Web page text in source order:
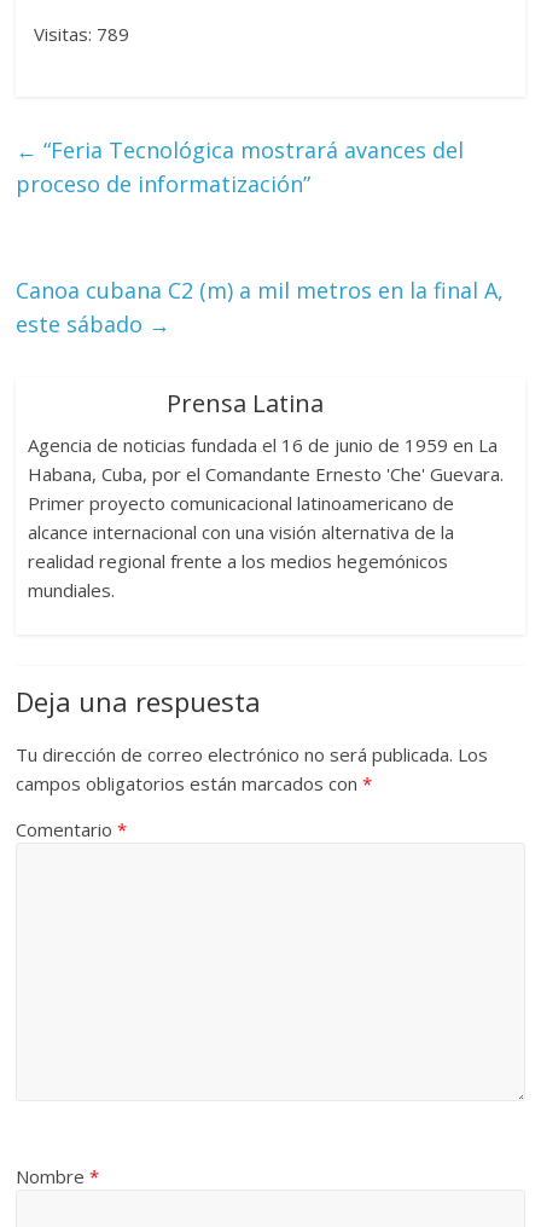
Visitas: 789
← “Feria Tecnológica mostrará avances del
proceso de informatización”
Canoa cubana C2 (m) a mil metros en la final A,
este sábado →
Prensa Latina
Agencia de noticias fundada el 16 de junio de 1959 en La
Habana, Cuba, por el Comandante Ernesto 'Che' Guevara.
Primer proyecto comunicacional latinoamericano de
alcance internacional con una visión alternativa de la
realidad regional frente a los medios hegemónicos
mundiales.
Deja una respuesta
Tu dirección de correo electrónico no será publicada. Los
campos obligatorios están marcados con*
Comentario*
Nombre*